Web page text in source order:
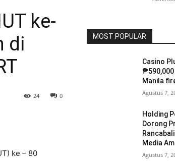
ke-
di
0
24
ke – 80
MOST POPULAR
Casino
Manila
Agustus 7,
Holding
Dorong
Media
Agustus 7,